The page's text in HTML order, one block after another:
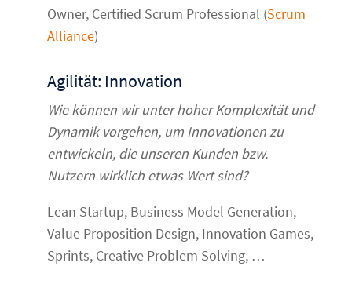
Owner, Certified Scrum Professional (Scrum
Alliance)
Agilität: Innovation
Wie können wir unter hoher Komplexität und
Dynamik vorgehen, um Innovationen zu
entwickeln, die unseren Kunden bzw.
Nutzern wirklich etwas Wert sind?
Lean Startup, Business Model Generation,
Value Proposition Design, Innovation Games,
Sprints, Creative Problem Solving, …